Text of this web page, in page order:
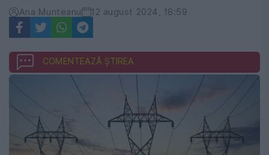
Ana Munteanu 12 august 2024, 18:59
COMENTEAZĂ ȘTIREA